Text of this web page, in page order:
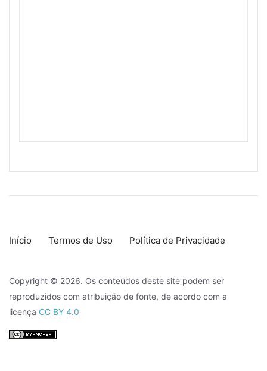
Início Termos de Uso Política de Privacidade
Copyright © 2026. Os conteúdos deste site podem ser
reproduzidos com atribuição de fonte, de acordo com a
licença CC BY 4.0